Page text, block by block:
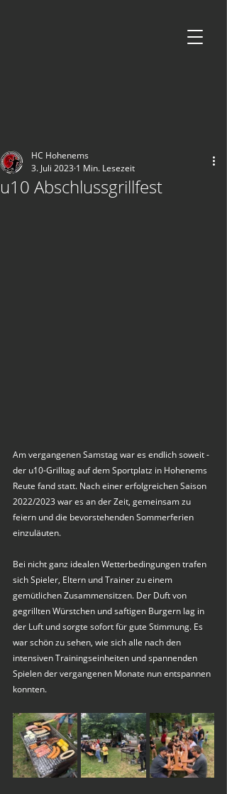
u10 Abschlussgrillfest
HC Hohenems
3. Juli 2023 1 Min. Lesezeit
Am vergangenen Samstag war es endlich soweit -
der u10-Grilltag auf dem Sportplatz in Hohenems
Reute fand statt. Nach einer erfolgreichen Saison
2022/2023 war es an der Zeit, gemeinsam zu
feiern und die bevorstehenden Sommerferien
einzuläuten.
Bei nicht ganz idealen Wetterbedingungen trafen
sich Spieler, Eltern und Trainer zu einem
gemütlichen Zusammensitzen. Der Duft von
gegrillten Würstchen und saftigen Burgern lag in
der Luft und sorgte sofort für gute Stimmung. Es
war schön zu sehen, wie sich alle nach den
intensiven Trainingseinheiten und spannenden
Spielen der vergangenen Monate nun entspannen
konnten.